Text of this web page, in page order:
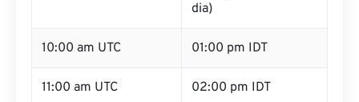
dia)
10:00 am UTC 01:00 pm IDT
11:00 am UTC 02:00 pm IDT